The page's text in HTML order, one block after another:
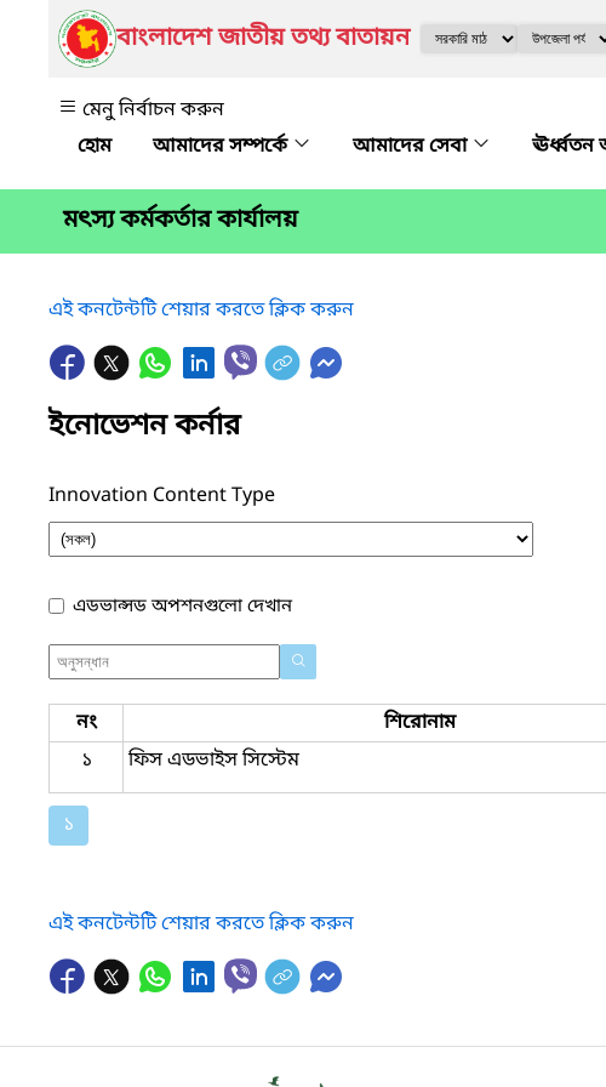
বাংলাদেশ জাতীয় তথ্য বাতায়ন
মেনু নির্বাচন করুন
আমাদের সম্পর্কে
আমাদের সেবা ঊর্ধ্বতন
মৎস্য কর্মকর্তার কার্যালয়
এই কনটেন্টটি শেয়ার করতে ক্লিক করুন
ইনোভেশন কর্নার
Innovation Content Type
এডভান্সড অপশনগুলো দেখান
নং শিরোনাম
১
ফিস এডভাইস সিস্টেম
১
এই কনটেন্টটি শেয়ার করতে ক্লিক করুন